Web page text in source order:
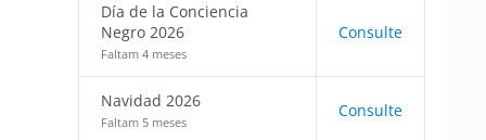
Día de la Conciencia
Negro 2026
Faltam 4 meses
Consulte
Navidad 2026
Faltam 5 meses
Consulte